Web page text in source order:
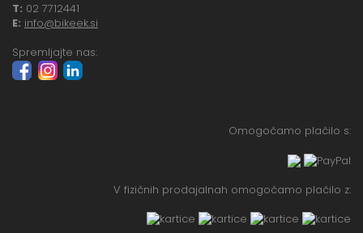
T: 02 7712441
E: info@bikeek.si
Spremljajte nas:
Omogočamo plačilo s:
V fizičnih prodajalnah omogočamo plačilo z: